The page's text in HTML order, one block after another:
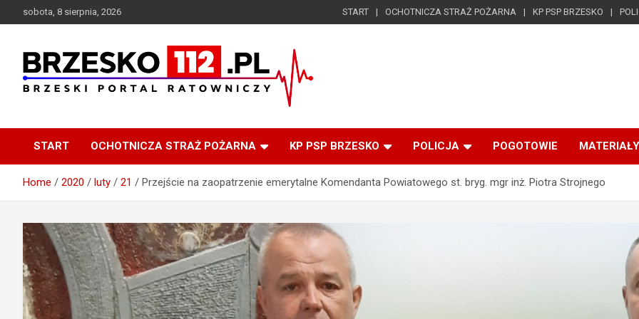
to
sobota, 8 sierpnia, 2026 START OCHOTNICZA STRAŻ POŻARNA KP PSP BRZESKO
BRZESKO112.pl
START OCHOTNICZA STRAŻ POŻARNA KP PSP BRZESKO POLICJA POGOTOWIE
Home 2020 luty 21 Przejście na zaopatrzenie emerytalne Komendanta Powiatowego st. bryg. mgr inż. Piotra Strojnego